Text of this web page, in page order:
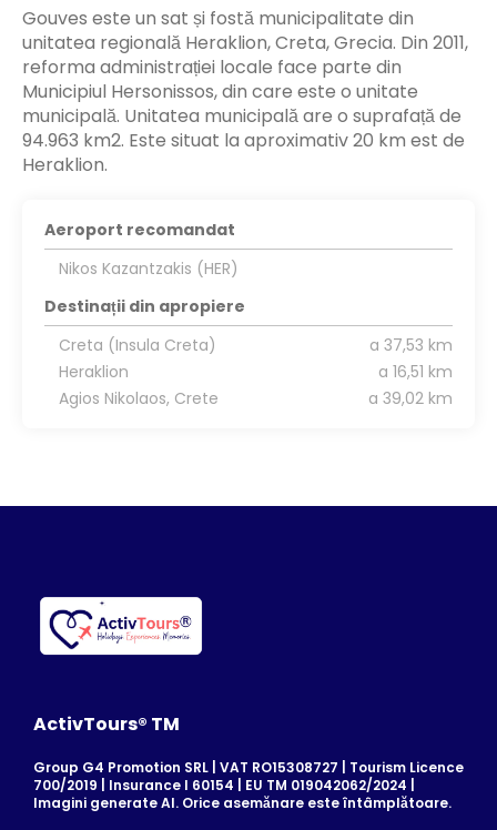
Gouves este un sat și fostă municipalitate din
unitatea regională Heraklion, Creta, Grecia. Din 2011,
reforma administrației locale face parte din
Municipiul Hersonissos, din care este o unitate
municipală. Unitatea municipală are o suprafață de
94.963 km2. Este situat la aproximativ 20 km est de
Heraklion.
Aeroport recomandat
Nikos Kazantzakis (HER)
Destinații din apropiere
Creta (Insula Creta)
a 37,53 km
Heraklion
a 16,51 km
Agios Nikolaos, Crete
a 39,02 km
ActivTours® TM
Group G4 Promotion SRL | VAT RO15308727 | Tourism Licence
700/2019 | Insurance I 60154 | EU TM 019042062/2024 |
Imagini generate AI. Orice asemănare este întâmplătoare.